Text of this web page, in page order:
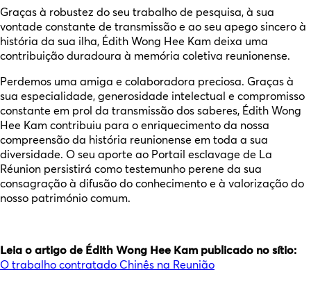
Graças à robustez do seu trabalho de pesquisa, à sua
vontade constante de transmissão e ao seu apego sincero à
história da sua ilha, Édith Wong Hee Kam deixa uma
contribuição duradoura à memória coletiva reunionense.
Perdemos uma amiga e colaboradora preciosa. Graças à
sua especialidade, generosidade intelectual e compromisso
constante em prol da transmissão dos saberes, Édith Wong
Hee Kam contribuiu para o enriquecimento da nossa
compreensão da história reunionense em toda a sua
diversidade. O seu aporte ao Portail esclavage de La
Réunion persistirá como testemunho perene da sua
consagração à difusão do conhecimento e à valorização do
nosso património comum.
Leia o artigo de Édith Wong Hee Kam publicado no sítio:
O trabalho contratado Chinês na Reunião